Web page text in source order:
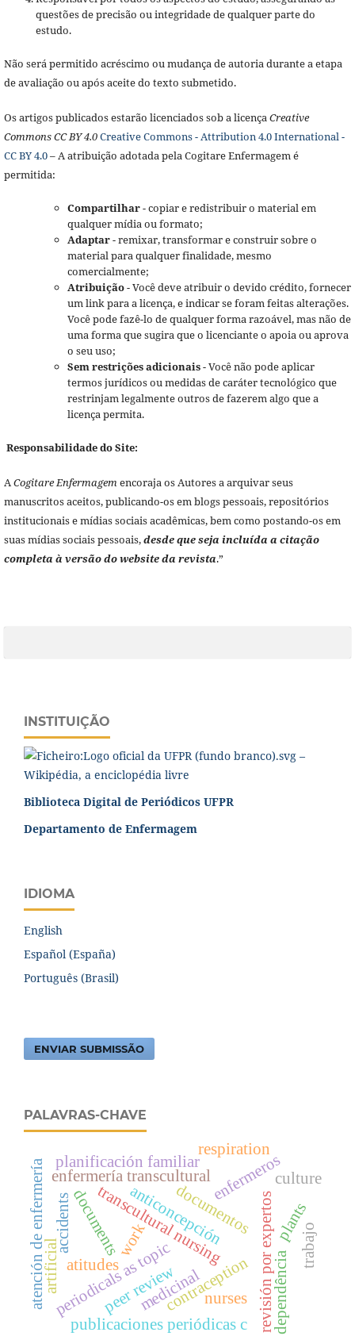
questões de precisão ou integridade de qualquer parte do
estudo.
Não será permitido acréscimo ou mudança de autoria durante a etapa
de avaliação ou após aceite do texto submetido.
Os artigos publicados estarão licenciados sob a licençaCreative
Commons CC BY 4.0Creative Commons - Attribution 4.0 International -
CC BY 4.0– A atribuição adotada pela Cogitare Enfermagem é
permitida:
Compartilhar- copiar e redistribuir o material em
qualquer mídia ou formato;
Adaptar- remixar, transformar e construir sobre o
material para qualquer finalidade, mesmo
comercialmente;
Atribuição- Você deve atribuir o devido crédito, fornecer
um link para a licença, e indicar se foram feitas alterações.
Você pode fazê-lo de qualquer forma razoável, mas não de
uma forma que sugira que o licenciante o apoia ou aprova
o seu uso;
Sem restrições adicionais- Você não pode aplicar
termos jurídicos ou medidas de caráter tecnológico que
restrinjam legalmente outros de fazerem algo que a
licença permita.
Responsabilidade do Site:
ACogitare Enfermagemencoraja os Autores a arquivar seus
manuscritos aceitos, publicando-os em blogs pessoais, repositórios
institucionais e mídias sociais acadêmicas, bem como postando-os em
suas mídias sociais pessoais,desde que seja incluída a citação
completa à versão do website da revista.”
INSTITUIÇÃO
Biblioteca Digital de Periódicos UFPR
Departamento de Enfermagem
IDIOMA
English
Español (España)
Português (Brasil)
ENVIAR SUBMISSÃO
PALAVRAS-CHAVE
documentos
periodicals as topic revisión por expertos
publicaciones periódicas c
transcultural nursing
enfermería transcultural
atención de enfermería contraception
planificación familiar
anticoncepción
peer review
documents
nurses
enfermeros
accidents
respiration
atitudes dependência
culture
plants
medicinal
artificial work trabajo